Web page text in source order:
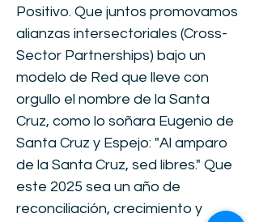
Positivo. Que juntos promovamos
alianzas intersectoriales (Cross-
Sector Partnerships) bajo un
modelo de Red que lleve con
orgullo el nombre de la Santa
Cruz, como lo soñara Eugenio de
Santa Cruz y Espejo: "Al amparo
de la Santa Cruz, sed libres." Que
este 2025 sea un año de
reconciliación, crecimiento y